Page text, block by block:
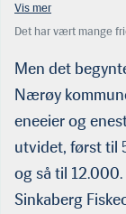
Det har vært mange
Det er heller ikke et
Men det
Nærøy
eneeier og
utvidet, først til
og så til
Sinkaberg